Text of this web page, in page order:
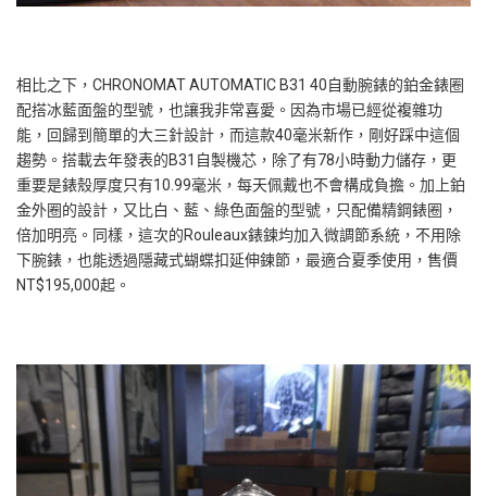
相比之下，CHRONOMAT AUTOMATIC B31 40自動腕錶的鉑金錶圈
配搭冰藍面盤的型號，也讓我非常喜愛。因為市場已經從複雜功
能，回歸到簡單的大三針設計，而這款40毫米新作，剛好踩中這個
趨勢。搭載去年發表的B31自製機芯，除了有78小時動力儲存，更
重要是錶殼厚度只有10.99毫米，每天佩戴也不會構成負擔。加上鉑
金外圈的設計，又比白、藍、綠色面盤的型號，只配備精鋼錶圈，
倍加明亮。同樣，這次的Rouleaux錶鍊均加入微調節系統，不用除
下腕錶，也能透過隱藏式蝴蝶扣延伸鍊節，最適合夏季使用，售價
NT$195,000起。